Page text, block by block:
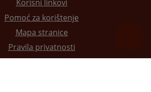
Korisni linkovi
Pomoć za korištenje
Mapa stranice
Pravila privatnosti